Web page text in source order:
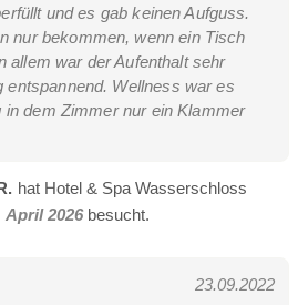
und es gab keinen Aufguss.
nur bekommen, wenn ein Tisch
allem war der Aufenthalt sehr
entspannend. Wellness war es
in dem Zimmer nur ein Klammer
hat Hotel & Spa Wasserschloss
April 2026 besucht.
23.09.2022